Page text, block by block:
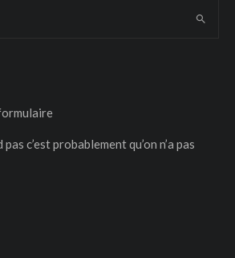
c’est probablement qu’on n’a pas